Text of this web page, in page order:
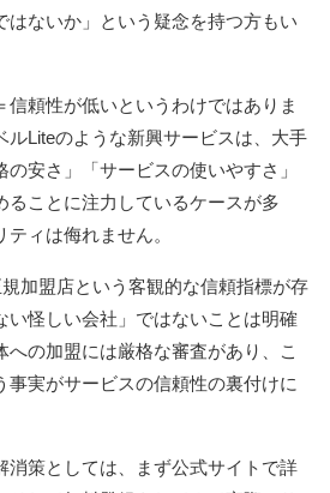
はないか」という疑念を持つ方もい
信頼性が低いというわけではありま
ルLiteのような新興サービスは、大手
安さ」「サービスの使いやすさ」
ることに注力しているケースが多
ィは侮れません。
加盟店という客観的な信頼指標が存
い怪しい会社」ではないことは明確
への加盟には厳格な審査があり、こ
事実がサービスの信頼性の裏付けに
消策としては、まず公式サイトで詳